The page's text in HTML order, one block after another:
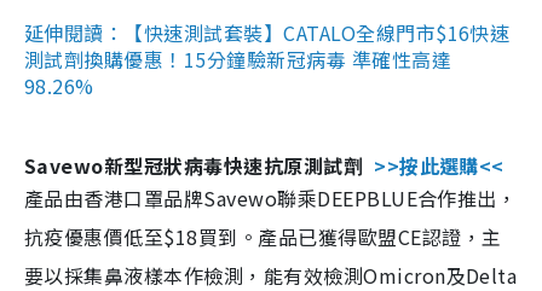
延伸閱讀：【快速測試套裝】CATALO全線門市$16快速
測試劑換購優惠！15分鐘驗新冠病毒 準確性高達
98.26%
Savewo新型冠狀病毒快速抗原測試劑 >>按此選購<<
產品由香港口罩品牌Savewo聯乘DEEPBLUE合作推出，
抗疫優惠價低至$18買到。產品已獲得歐盟CE認證，主
要以採集鼻液樣本作檢測，能有效檢測Omicron及Delta